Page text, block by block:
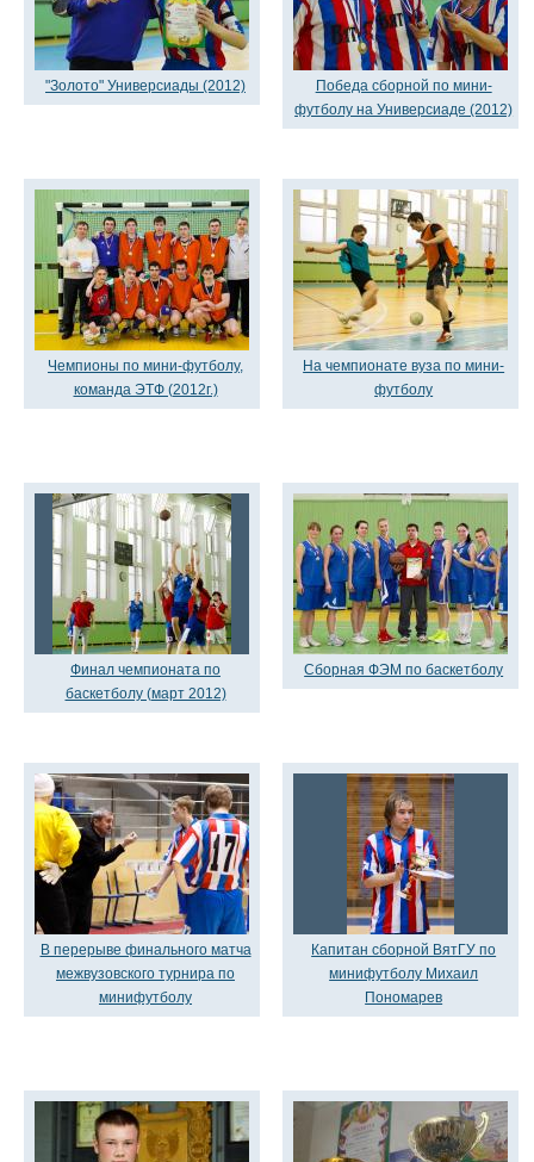
"Золото" Универсиады (2012)
Победа сборной по мини-
футболу на Универсиаде (2012)
Чемпионы по мини-футболу,
команда ЭТФ (2012г.)
На чемпионате вуза по мини-
футболу
Финал чемпионата по
баскетболу (март 2012)
Сборная ФЭМ по баскетболу
В перерыве финального матча
межвузовского турнира по
минифутболу
Капитан сборной ВятГУ по
минифутболу Михаил
Пономарев